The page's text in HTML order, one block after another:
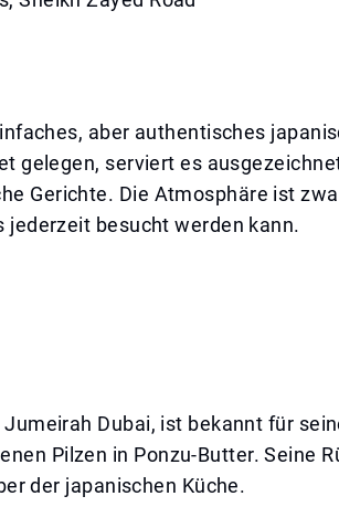
aber authentisches
gelegen, serviert es
Gerichte. Die Atmosphäre ist
jederzeit besucht werden kann.
Dubai, ist bekannt für
Pilzen in Ponzu-Butter. Seine
der japanischen Küche.